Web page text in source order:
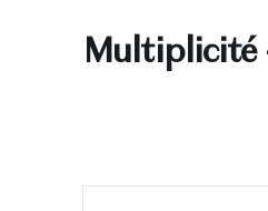
Multiplicité